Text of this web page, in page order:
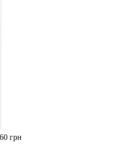
грн